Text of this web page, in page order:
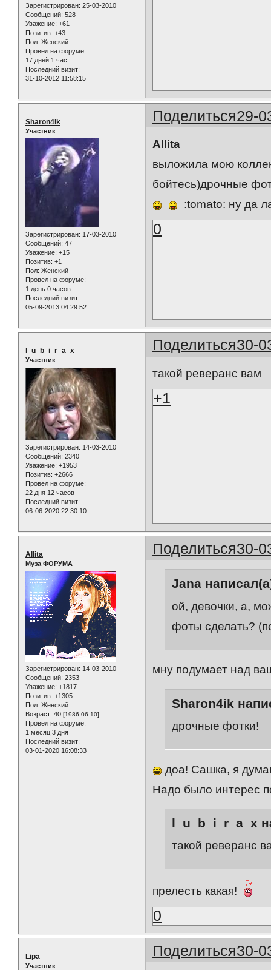
Зарегистрирован: 25-03-2010
Сообщений: 528
Уважение: +61
Позитив: +43
Пол: Женский
Провел на форуме:
17 дней 1 час
Последний визит:
31-10-2012 11:58:15
Поделиться29-
Sharon4ik
Участник
Зарегистрирован: 17-03-2010
Сообщений: 47
Уважение: +15
Позитив: +1
Пол: Женский
Провел на форуме:
1 день 0 часов
Последний визит:
05-09-2013 04:29:52
Allita
выложила мою
бойтесь)дрочные
:tomato: ну да
0
Поделиться30-
l_u_b_i_r_a_x
Участник
Зарегистрирован: 14-03-2010
Сообщений: 2340
Уважение: +1953
Позитив: +2666
Провел на форуме:
22 дня 12 часов
Последний визит:
06-06-2020 22:30:10
такой реверанс вам
+1
Поделиться30-
Allita
Муза ФОРУМА
Зарегистрирован: 14-03-2010
Сообщений: 2353
Уважение: +1817
Позитив: +1305
Пол: Женский
Возраст: 40 [1986-06-10]
Провел на форуме:
1 месяц 3 дня
Последний визит:
03-01-2020 16:08:33
Jana
ой, девочки, а,
фоты сделать?
мну подумает над
Sharon4ik
дрочные фотки!
доа! Сашка, я
Надо было интерес
l_u_b_i_r_a_x
такой реверанс
прелесть какая!
0
Поделиться30-
Lipa
Участник